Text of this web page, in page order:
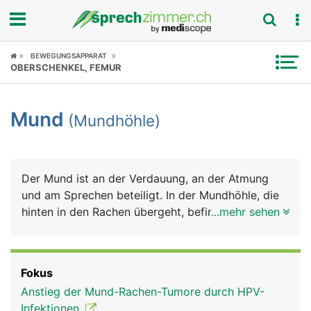
Fokus
Symptome
News
Rubriken
BEWEGUNGSAPPARAT
OBERSCHENKEL, FEMUR
Mund (Mundhöhle)
Der Mund ist an der Verdauung, an der Atmung
und am Sprechen beteiligt. In der Mundhöhle, die
hinten in den Rachen übergeht, befinden sich die
Speicheldrüsen und Schleimzellen der
Mundschleimhaut ständig feucht gehalten. Den
...mehr sehen
Fokus
Anstieg der Mund-Rachen-Tumore durch HPV-
Infektionen